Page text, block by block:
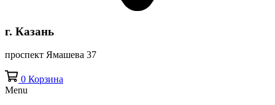
г. Казань
проспект Ямашева 37
0 Корзина
Menu